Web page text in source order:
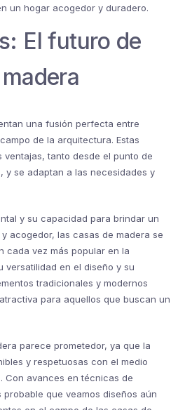
un hogar acogedor y duradero.
El futuro de
una fusión perfecta entre
de la arquitectura. Estas
tanto desde el punto de
y se adaptan a las necesidades y
y su capacidad para brindar un
acogedor, las casas de madera se
cada vez más popular en la
versatilidad en el diseño y su
tradicionales y modernos
para aquellos que buscan un
parece prometedor, ya que la
y respetuosas con el medio
Con avances en técnicas de
que veamos diseños aún